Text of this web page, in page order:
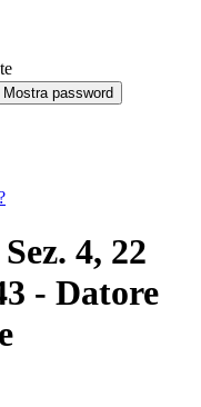
Mostra password
4, 22
- Datore